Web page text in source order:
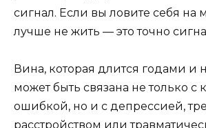
сигнал. Если вы ловите себя на
лучше не жить — это точно
Вина, которая длится годами и
может быть связана не только с
ошибкой, но и с депрессией,
расстройством или